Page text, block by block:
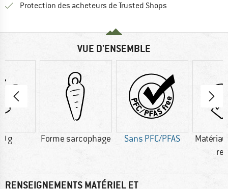
Protection des acheteurs de Trusted Shops
VUE D'ENSEMBLE
g Forme sarcophage Sans PFC/PFAS
RENSEIGNEMENTS MATÉRIEL ET